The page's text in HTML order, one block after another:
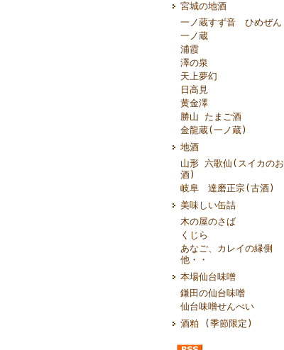
宮城の地酒
一ノ蔵すず音 ひめぜん
一ノ蔵
浦霞
澤の泉
天上夢幻
日高見
黄金澤
勝山 たまご酒
金龍蔵(一ノ蔵)
地酒
山形 六歌仙(スイカのお
酒)
岐阜 達磨正宗(古酒)
美味しい缶詰
木の屋のさば
くじら
あなご、カレイの縁側
他・・
本場仙台味噌
鎌田の仙台味噌
仙台味噌せんべい
酒粕 (季節限定)